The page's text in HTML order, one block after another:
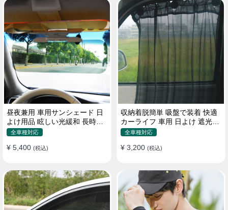
昼夜兼用 車用サンシェード 日
よけ用品 眩しい光緩和 長時間
運転 特殊遮光素材
全車種対応
¥ 5,400 (税込)
収納着脱簡単 吸盤で装着 快適
カーライフ 車用 日よけ 遮光
UVカット 通気
全車種対応
¥ 3,200 (税込)